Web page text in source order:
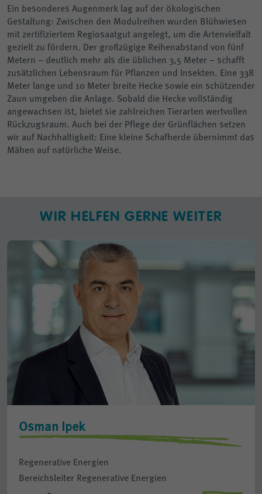
Ein besonderes Augenmerk lag auf der ökologischen
Gestaltung: Zwischen den Modulreihen wurden Blühwiesen
mit zertifiziertem Regiosaatgut angelegt, um die Artenvielfalt
gezielt zu fördern. Der großzügige Reihenabstand von fünf
Metern – deutlich mehr als die üblichen 3,5 Meter – schafft
zusätzlichen Lebensraum für Pflanzen und Insekten. Eine 338
Meter lange und 10 Meter breite Hecke sowie ein schützender
Zaun umgeben die Anlage. Sobald die Hecke vollständig
angewachsen ist, bietet sie zahlreichen Tierarten wertvollen
Rückzugsraum. Auch bei der Pflege der Grünflächen setzen
wir auf Nachhaltigkeit: Eine kleine Schafherde übernimmt das
Mähen auf natürliche Weise.
WIR HELFEN GERNE WEITER
Osman Ipek
Regenerative Energien
Bereichsleiter Regenerative Energien